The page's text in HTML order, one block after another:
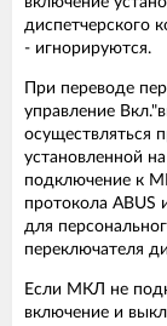
диспетчерского
- игнорируются.
При переводе
управление
осуществляться
установленной
подключение к
протокола
для
переключателя
Если МКЛ не
включение и